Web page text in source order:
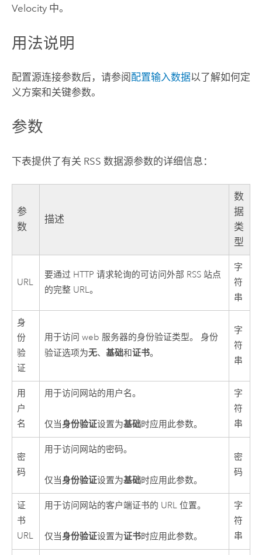
Velocity中。
用法说明
配置源连接参数后，请参阅配置输入数据以了解如何定
义方案和关键参数。
参数
下表提供了有关 RSS 数据源参数的详细信息：
参
数
描述
数
据
类
型
URL
要通过 HTTP 请求轮询的可访问外部 RSS 站点
的完整 URL。
字
符
串
身
份
验
证
用于访问 web 服务器的身份验证类型。 身份
验证选项为无、基础和证书。
字
符
串
用
户
名
用于访问网站的用户名。
仅当身份验证设置为基础时应用此参数。
字
符
串
密
码
用于访问网站的密码。
仅当身份验证设置为基础时应用此参数。
密
码
证
书
URL
用于访问网站的客户端证书的 URL 位置。
仅当身份验证设置为证书时应用此参数。
字
符
串